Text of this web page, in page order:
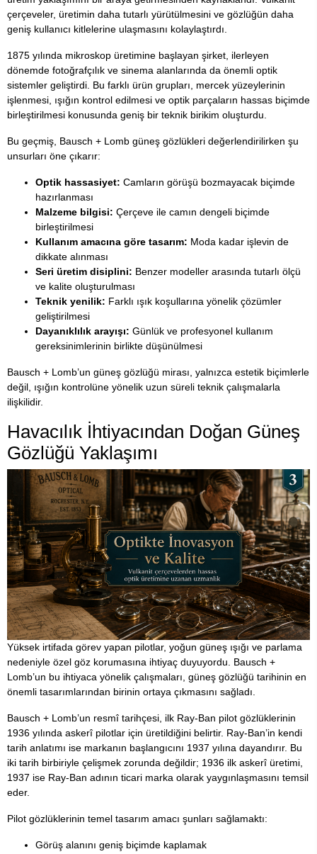
çerçeveler, üretimin daha tutarlı yürütülmesini ve gözlüğün daha
geniş kullanıcı kitlelerine ulaşmasını kolaylaştırdı.
1875 yılında mikroskop üretimine başlayan şirket, ilerleyen
dönemde fotoğrafçılık ve sinema alanlarında da önemli optik
sistemler geliştirdi. Bu farklı ürün grupları, mercek yüzeylerinin
işlenmesi, ışığın kontrol edilmesi ve optik parçaların hassas biçimde
birleştirilmesi konusunda geniş bir teknik birikim oluşturdu.
Bu geçmiş, Bausch + Lomb güneş gözlükleri değerlendirilirken şu
unsurları öne çıkarır:
Optik hassasiyet: Camların görüşü bozmayacak biçimde
hazırlanması
Malzeme bilgisi: Çerçeve ile camın dengeli biçimde
birleştirilmesi
Kullanım amacına göre tasarım: Moda kadar işlevin de
dikkate alınması
Seri üretim disiplini: Benzer modeller arasında tutarlı ölçü
ve kalite oluşturulması
Teknik yenilik: Farklı ışık koşullarına yönelik çözümler
geliştirilmesi
Dayanıklılık arayışı: Günlük ve profesyonel kullanım
gereksinimlerinin birlikte düşünülmesi
Bausch + Lomb’un güneş gözlüğü mirası, yalnızca estetik biçimlerle
değil, ışığın kontrolüne yönelik uzun süreli teknik çalışmalarla
ilişkilidir.
Havacılık İhtiyacından Doğan Güneş
Gözlüğü Yaklaşımı
Yüksek irtifada görev yapan pilotlar, yoğun güneş ışığı ve parlama
nedeniyle özel göz korumasına ihtiyaç duyuyordu. Bausch +
Lomb’un bu ihtiyaca yönelik çalışmaları, güneş gözlüğü tarihinin en
önemli tasarımlarından birinin ortaya çıkmasını sağladı.
Bausch + Lomb’un resmî tarihçesi, ilk Ray-Ban pilot gözlüklerinin
1936 yılında askerî pilotlar için üretildiğini belirtir. Ray-Ban’in kendi
tarih anlatımı ise markanın başlangıcını 1937 yılına dayandırır. Bu
iki tarih birbiriyle çelişmek zorunda değildir; 1936 ilk askerî üretimi,
1937 ise Ray-Ban adının ticari marka olarak yaygınlaşmasını temsil
eder.
Pilot gözlüklerinin temel tasarım amacı şunları sağlamaktı:
Görüş alanını geniş biçimde kaplamak